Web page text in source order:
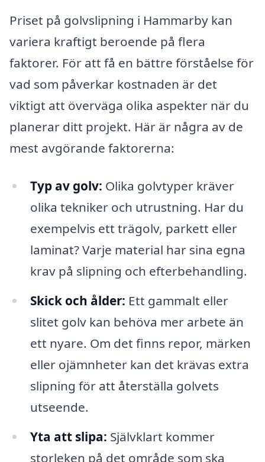
Priset på golvslipning i Hammarby kan
variera kraftigt beroende på flera
faktorer. För att få en bättre förståelse för
vad som påverkar kostnaden är det
viktigt att överväga olika aspekter när du
planerar ditt projekt. Här är några av de
mest avgörande faktorerna:
Typ av golv: Olika golvtyper kräver
olika tekniker och utrustning. Har du
exempelvis ett trägolv, parkett eller
laminat? Varje material har sina egna
krav på slipning och efterbehandling.
Skick och ålder: Ett gammalt eller
slitet golv kan behöva mer arbete än
ett nyare. Om det finns repor, märken
eller ojämnheter kan det krävas extra
slipning för att återställa golvets
utseende.
Yta att slipa: Självklart kommer
storleken på det område som ska